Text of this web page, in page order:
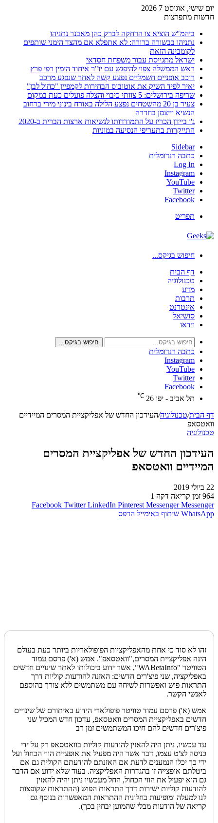
יום שישי, אוגוסט 7 2026
חדשות מתפרצות
ביהמ"ש הוציא צו הרחקה לברק כהן מאבנר נתניהו
נתניהו בבשורה ברורה: לא אתפלא אם מהצד הימני שותפים
לקומבינה הזאת
ישראל מתגייסת עבור משפחת חסדאי
ראש הממשלה צפוי להיפגש עם יו"ר איחוד הימין רפי פרץ
רוכב אופניים חשמליים נפצע קשה לאחר שנפגע מרכב
יאיר לפיד השיק את אוטובוס הבחירות לקמפיין "כחול לבן"
שריפה בירושלים: 5 צוותי כיבוי והצלה פועלים כעת במקום
צעיר בן 20 מהשטחים נפצע הלילה באורח בינוני מירי ברחוב
הנשיא וייצמן בחדרה
ג'ו ביידן הכריז על התמודדותו לנשיאות ארצות הברית ב-2020
התייקרות בתעריפי הנסיעה במוניות
Sidebar
כתבה רנדומלית
Log In
Instagram
YouTube
Twitter
Facebook
תפריט
חיפוש בגיקס...
דף הבית
טכנולוגיה
מדע
תרבות
אינטרנט
סושיאל
וידאו
חיפוש בגיקס...
כתבה רנדומלית
Instagram
YouTube
Twitter
Facebook
תל אביב - יפו 26
℃
דף הבית/טכנולוגיה/העידכון החדש של אפליקציית המסרים המיידיים
וואטסאפ
טכנולוגיה
העידכון החדש של אפליקציית המסרים
המיידיים וואטסאפ
22 ביולי 2019
964 זמן קריאה דקה 1
Facebook Twitter LinkedIn Pinterest Messenger Messenger
WhatsApp שיתוף באימייל הדפס
זהו לא סוד כי אחת מהאפליקציות הפופולאריות ביותר כעת בעולם
הינה אפליקציית המסרים,"וואטסאפ". אמש (א') פרסם עמוד
הטוויטר "WABetaInfo", אשר ידוע ביכולותו לאתר שינויים חדשים
באפליקציה, שני פיצ'רים חדשים: האזנה להודעות קוליות דרך
התראות פוש ואפשרות לשיחה עם משתמשים ללא צורך בהוספם
לאנשי הקשר.
אמש (א') פרסם עמוד טוויטר פופולארי הידוע באיתורם של שינויים
חדשים באפליקציית המסרים וואטסאפ, עדכון חדש המכיל שני
פיצ'רים חדשים להם חיכו המשתמשים זמן רב
עד עכשיו, ניתן היה להאזין להודעות קוליות בוואטסאפ רק על ידי
כניסה לצ'ט עצמו, דבר אשר היה מפעיל את אופציית הווי הכחול ועל
ידי כך יכלו הנמענים לדעת אם האזנתם להודעתם הקולית גם אם
ביטלתם אופצייה זו בהגדרות האפליקציה. בעוד שלא ידוע אם הדבר
גם הוא יפעיל את הווי הכחול, החל מעכשיו ניתן יהיה להאזין
להודעות קוליות ישירות דרך התראות הפוש (ההתראות שקופצות
לנו למעלה ומופיעות בחלונית ההתראות המאפשרות בנוסף גם
קריאה של הודעות מבלי שהמוען יבחין בכך).